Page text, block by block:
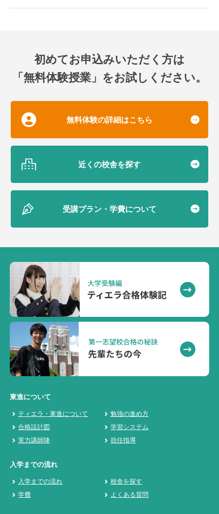
初めてお申込みいただく方は
「無料体験授業」をお試しください。
無料体験の詳細はこちら
近くの校舎を探す
受講プラン・学費について
東進について
ティエラ・東進について
勉強の進め方
合格設計図
学習システム
実力講師陣
担任指導
入学までの流れ
入学までの流れ
校舎を探す
学費
よくある質問